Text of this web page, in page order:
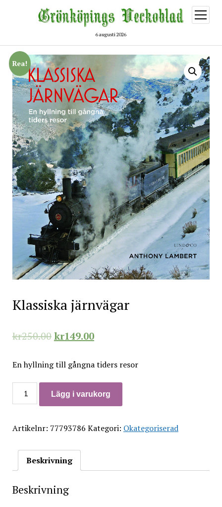
6 augusti 2026
öppna
meny
Rea!
Klassiska järnvägar
kr250.00kr149.00
En hyllning till gångna tiders resor
Klassiska
Lägg i varukorg
Artikelnr: 77793786 Kategori: Okategoriserad
Beskrivning
Beskrivning